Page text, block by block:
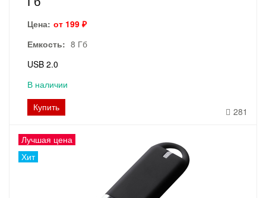
Цена: от 199 ₽
Емкость: 8 Гб
USB 2.0
В наличии
Купить
281
Лучшая цена
Хит